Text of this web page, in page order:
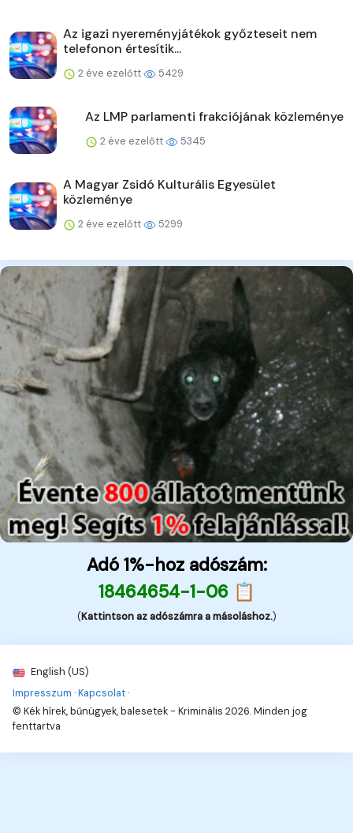
Az igazi nyereményjátékok győzteseit nem
telefonon értesítik...
2 éve ezelőtt 5429
Az LMP parlamenti frakciójának közleménye
2 éve ezelőtt 5345
A Magyar Zsidó Kulturális Egyesület
közleménye
2 éve ezelőtt 5299
Adó 1%-hoz adószám:
18464654-1-06 📋
(Kattintson az adószámra a másoláshoz.)
English (US)
Impresszum ·Kapcsolat ·
© Kék hírek, bűnügyek, balesetek - Kriminális 2026. Minden jog
fenttartva